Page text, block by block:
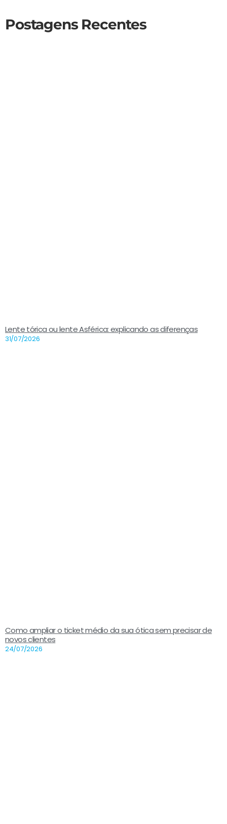
Postagens Recentes
Lente tórica ou lente Asférica: explicando as diferenças
31/07/2026
Como ampliar o ticket médio da sua ótica sem precisar de
novos clientes
24/07/2026